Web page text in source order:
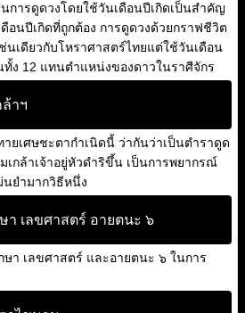
การดูดวงโดยใช้วันเดือนปีเกิดเป็นสำคัญ
ดือนปีเกิดที่ถูกต้อง การดูดวงด้วยกราฟชีวิต
นเดียวกับโหราศาสตร์ไทยแต่ใช้วันเดือน
ทั้ง 12 แทนตำแหน่งของดาวในราศีจักร
าฯ
ายเศษชะตากำเนิดนี้ ว่ากันว่าเป็นตำราดูด
เกล้าเจ้าอยู่หัวดำริขึ้น เป็นการพยากรณ์
นยำมากวิธีหนึ่ง
า เลขศาสตร์ อายตนะ ๖
ษา เลขศาสตร์ และอายตนะ ๖ ในการ